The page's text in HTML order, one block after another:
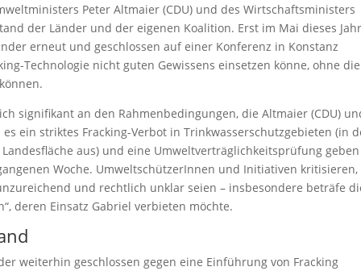
Peter Altmaier (CDU) und des Wirtschaftsministers
der Länder und der eigenen Koalition. Erst im Mai dieses
erneut und geschlossen auf einer Konferenz in Konstanz
Technologie nicht guten Gewissens einsetzen könne, ohne die
signifikant an den Rahmenbedingungen, die Altmaier (CDU)
ein striktes Fracking-Verbot in Trinkwasserschutzgebieten (in
aus) und eine Umweltverträglichkeitsprüfung geben
Woche. UmweltschützerInnen und Initiativen kritisieren,
und rechtlich unklar seien – insbesondere beträfe
deren Einsatz Gabriel verbieten möchte.
weiterhin geschlossen gegen eine Einführung von Fracking